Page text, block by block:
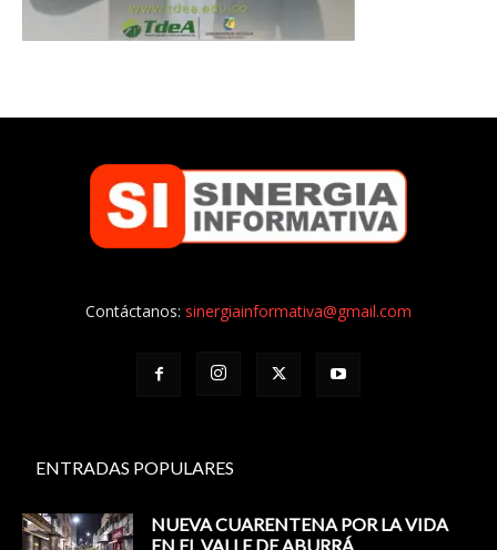
Contáctanos: sinergiainformativa@gmail.com
ENTRADAS POPULARES
NUEVA CUARENTENA POR LA VIDA
EN EL VALLE DE ABURRÁ